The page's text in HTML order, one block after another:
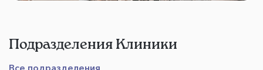
Подразделения Клиники
Все подразделения